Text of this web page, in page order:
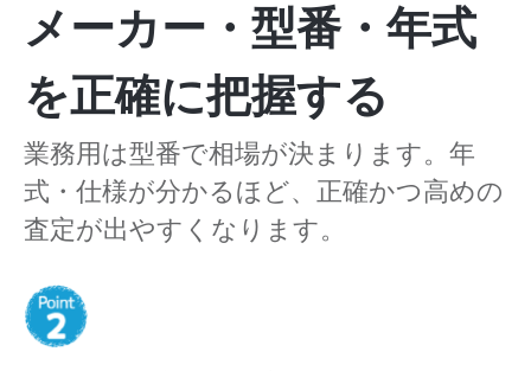
メーカー・型番・年式
を正確に把握する
業務用は型番で相場が決まります。年
式・仕様が分かるほど、正確かつ高めの
査定が出やすくなります。